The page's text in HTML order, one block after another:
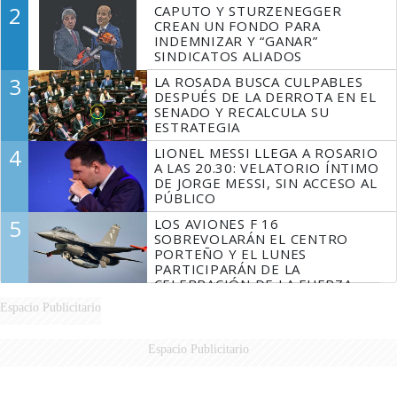
2
CAPUTO Y STURZENEGGER
CREAN UN FONDO PARA
INDEMNIZAR Y “GANAR”
SINDICATOS ALIADOS
3
LA ROSADA BUSCA CULPABLES
DESPUÉS DE LA DERROTA EN EL
SENADO Y RECALCULA SU
ESTRATEGIA
4
LIONEL MESSI LLEGA A ROSARIO
A LAS 20.30: VELATORIO ÍNTIMO
DE JORGE MESSI, SIN ACCESO AL
PÚBLICO
5
LOS AVIONES F 16
SOBREVOLARÁN EL CENTRO
PORTEÑO Y EL LUNES
PARTICIPARÁN DE LA
CELEBRACIÓN DE LA FUERZA
Espacio Publicitario
Espacio Publicitario